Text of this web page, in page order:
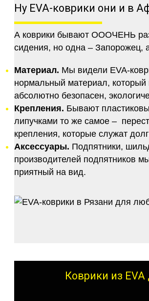
Ну EVA-коврики они и в
А коврики бывают ОООЧЕНЬ
сидения, но одна – Запорожец,
Материал. Мы видели EVA-
нормальный материал, который
абсолютно безопасен,
Крепления. Бывают
липучками то же самое –
крепления, которые служат
Аксессуары. Подпятники,
производителей подпятников
приятный на вид.
Коврики из